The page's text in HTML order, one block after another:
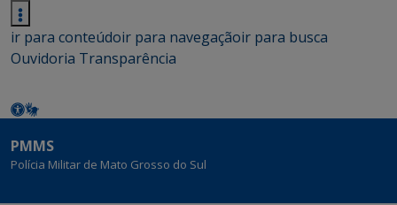
ir para conteúdoir para navegaçãoir para busca
Ouvidoria Transparência
PMMS
Polícia Militar de Mato Grosso do Sul